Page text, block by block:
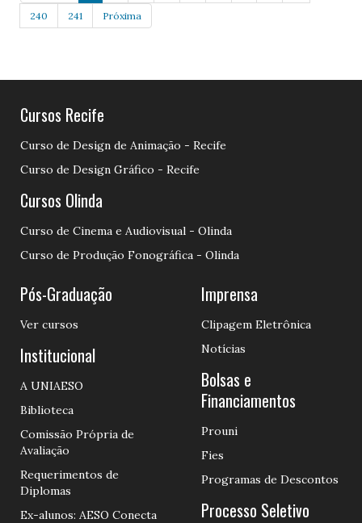
240 241 Próxima
Cursos Recife
Curso de Design de Animação - Recife
Curso de Design Gráfico - Recife
Cursos Olinda
Curso de Cinema e Audiovisual - Olinda
Curso de Produção Fonográfica - Olinda
Pós-Graduação
Ver cursos
Institucional
A UNIAESO
Biblioteca
Comissão Própria de
Avaliação
Requerimentos de
Diplomas
Ex-alunos: AESO Conecta
Imprensa
Clipagem Eletrônica
Notícias
Bolsas e
Financiamentos
Prouni
Fies
Programas de Descontos
Processo Seletivo